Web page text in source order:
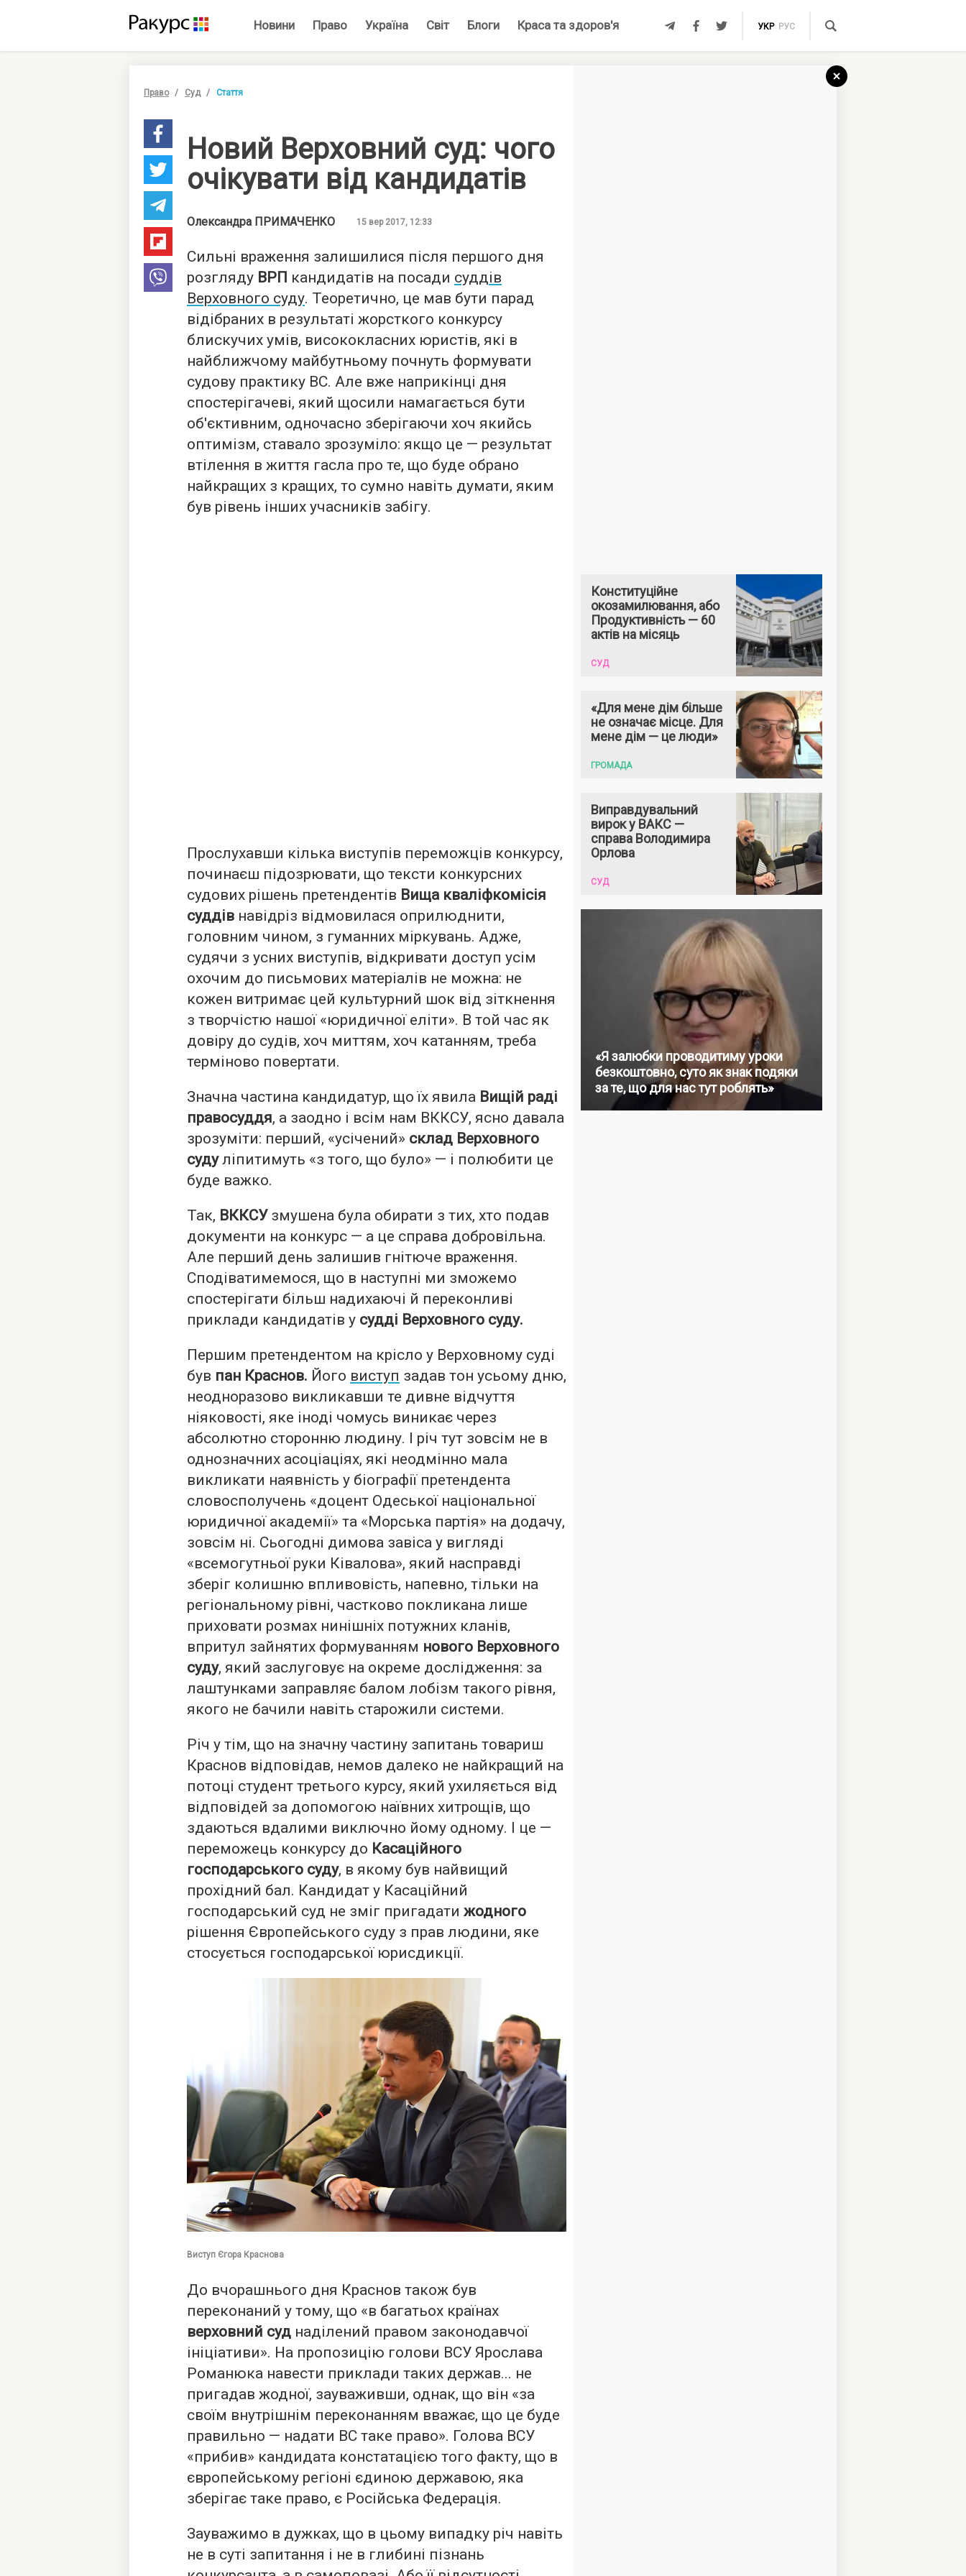
Новини Право Україна Світ Блоги Краса та здоров'я УКР РУС
Право Суд Стаття
Новий Верховний суд: чого
очікувати від кандидатів
Олександра ПРИМАЧЕНКО 15 вер 2017, 12:33
Сильні враження залишилися після першого дня
розгляду ВРП кандидатів на посади суддів
Верховного суду. Теоретично, це мав бути парад
відібраних в результаті жорсткого конкурсу
блискучих умів, висококласних юристів, які в
найближчому майбутньому почнуть формувати
судову практику ВС. Але вже наприкінці дня
спостерігачеві, який щосили намагається бути
об'єктивним, одночасно зберігаючи хоч якийсь
оптимізм, ставало зрозуміло: якщо це — результат
втілення в життя гасла про те, що буде обрано
найкращих з кращих, то сумно навіть думати, яким
був рівень інших учасників забігу.
Прослухавши кілька виступів переможців конкурсу,
починаєш підозрювати, що тексти конкурсних
судових рішень претендентів Вища кваліфкомісія
суддів навідріз відмовилася оприлюднити,
головним чином, з гуманних міркувань. Адже,
судячи з усних виступів, відкривати доступ усім
охочим до письмових матеріалів не можна: не
кожен витримає цей культурний шок від зіткнення
з творчістю нашої «юридичної еліти». В той час як
довіру до судів, хоч миттям, хоч катанням, треба
терміново повертати.
Значна частина кандидатур, що їх явила Вищій раді
правосуддя, а заодно і всім нам ВККСУ, ясно давала
зрозуміти: перший, «усічений» склад Верховного
судуліпитимуть «з того, що було» — і полюбити це
буде важко.
Так, ВККСУзмушена була обирати з тих, хто подав
документи на конкурс — а це справа добровільна.
Але перший день залишив гнітюче враження.
Сподіватимемося, що в наступні ми зможемо
спостерігати більш надихаючі й переконливі
приклади кандидатів у судді Верховного суду.
Першим претендентом на крісло у Верховному суді
був пан Краснов. Його виступ задав тон усьому дню,
неодноразово викликавши те дивне відчуття
ніяковості, яке іноді чомусь виникає через
абсолютно сторонню людину. І річ тут зовсім не в
однозначних асоціаціях, які неодмінно мала
викликати наявність у біографії претендента
словосполучень «доцент Одеської національної
юридичної академії» та «Морська партія» на додачу,
зовсім ні. Сьогодні димова завіса у вигляді
«всемогутньої руки Ківалова», який насправді
зберіг колишню впливовість, напевно, тільки на
регіональному рівні, частково покликана лише
приховати розмах нинішніх потужних кланів,
впритул зайнятих формуванням нового Верховного
суду, який заслуговує на окреме дослідження: за
лаштунками заправляє балом лобізм такого рівня,
якого не бачили навіть старожили системи.
Річ у тім, що на значну частину запитань товариш
Краснов відповідав, немов далеко не найкращий на
потоці студент третього курсу, який ухиляється від
відповідей за допомогою наївних хитрощів, що
здаються вдалими виключно йому одному. І це —
переможець конкурсу до Касаційного
господарського суду, в якому був найвищий
прохідний бал. Кандидат у Касаційний
господарський суд не зміг пригадати жодного
рішення Європейського суду з прав людини, яке
стосується господарської юрисдикції.
Виступ Єгора Краснова
До вчорашнього дня Краснов також був
переконаний у тому, що «в багатьох країнах
верховний суд наділений правом законодавчої
ініціативи». На пропозицію голови ВСУ Ярослава
Романюка навести приклади таких держав... не
пригадав жодної, зауваживши, однак, що він «за
своїм внутрішнім переконанням вважає, що це буде
правильно — надати ВС таке право». Голова ВСУ
«прибив» кандидата констатацією того факту, що в
європейському регіоні єдиною державою, яка
зберігає таке право, є Російська Федерація.
Зауважимо в дужках, що в цьому випадку річ навіть
не в суті запитання і не в глибині пізнань
Конституційне
окозамилювання, або
Продуктивність — 60
актів на місяць
СУД
«Для мене дім більше
не означає місце. Для
мене дім — це люди»
ГРОМАДА
Виправдувальний
вирок у ВАКС —
справа Володимира
Орлова
СУД
«Я залюбки проводитиму уроки
безкоштовно, суто як знак подяки
за те, що для нас тут роблять»